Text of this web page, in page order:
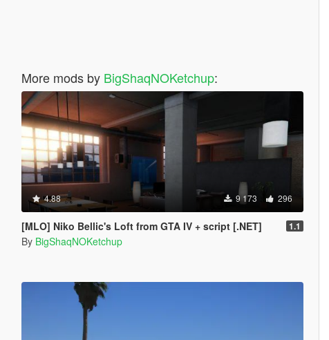
More mods by BigShaqNOKetchup:
4.88 9 173 296
[MLO] Niko Bellic's Loft from GTA IV + script [.NET] 1.1
By BigShaqNOKetchup